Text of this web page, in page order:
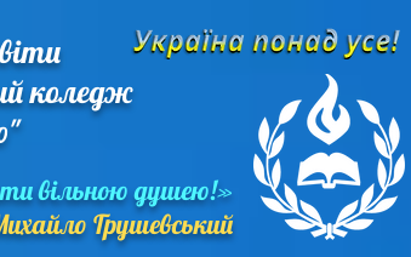
коледж
вільною душею!»
Грушевський